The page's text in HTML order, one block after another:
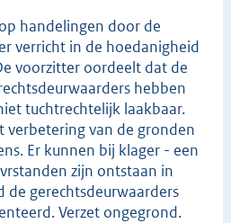
handelingen door de
verricht in de hoedanigheid
voorzitter oordeelt dat de
hebben
tuchtrechtelijk laakbaar.
verbetering van de gronden
Er kunnen bij klager - een
zijn ontstaan in
de gerechtsdeurwaarders
Verzet ongegrond.